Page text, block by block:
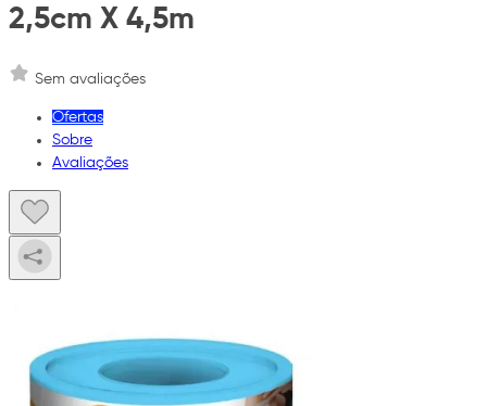
2,5cm X 4,5m
Sem avaliações
Ofertas
Sobre
Avaliações